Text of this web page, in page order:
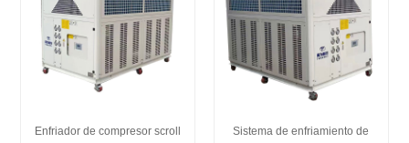
Enfriador de compresor scroll
Sistema de enfriamiento de